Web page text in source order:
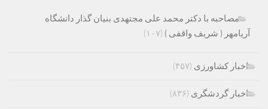
مصاحبه با دکتر محمد علی مجتهدی بنیان گذار دانشگاه
آریامهر ( شریف واقفی ) (۱۰۷)
اخبار کشاورزی (۴۵۷)
اخبار گردشگری (۸۳۶)